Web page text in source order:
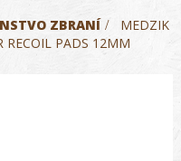
ZBRANÍ >
MEDZIK
RECOIL PADS 12MM